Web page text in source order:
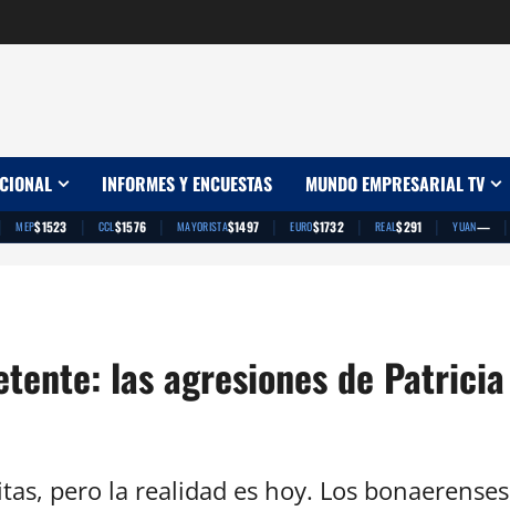
INFORMES Y ENCUESTAS MUNDO EMPRESARIAL TV
MEP$1523 | CCL$1576 | MAYORISTA$1497 | EURO$1732 | REAL$291 | YUAN— |
las agresiones de Patricia
pero la realidad es hoy. Los bonaerenses